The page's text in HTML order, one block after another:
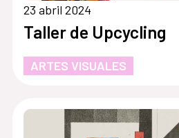
23 abril 2024
Taller de Upcycling
ARTES VISUALES